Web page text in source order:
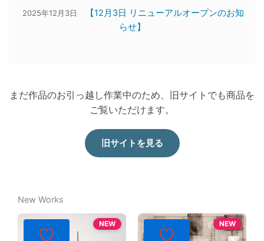
2025年12月3日
【12月3日 リニューアルオープンのお知
らせ】
まだ作品のお引っ越し作業中のため、旧サイトでも商品を
ご覧いただけます。
旧サイトを見る
New Works
NEW NEW